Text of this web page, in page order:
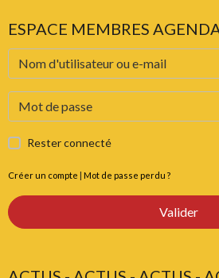
ESPACE MEMBRES
Rester connecté
Créer un compte | Mot de passe perdu ?
Valider